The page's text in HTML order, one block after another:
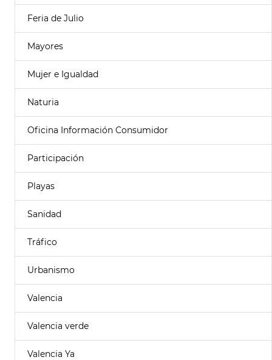
Feria de Julio
Mayores
Mujer e Igualdad
Naturia
Oficina Información Consumidor
Participación
Playas
Sanidad
Tráfico
Urbanismo
Valencia
Valencia verde
Valencia Ya